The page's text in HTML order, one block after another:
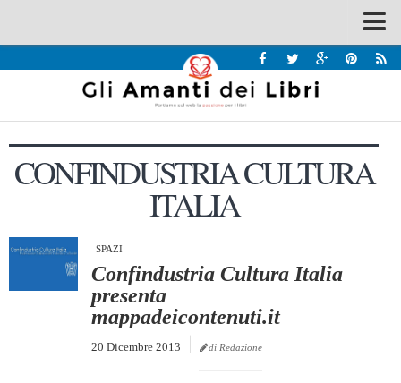
Recensioni
Interviste & Incontri
Bandi
Contatti
Eventi
CONFINDUSTRIA CULTURA
ITALIA
SPAZI
Confindustria Cultura Italia
presenta
mappadeicontenuti.it
20 Dicembre 2013 di Redazione